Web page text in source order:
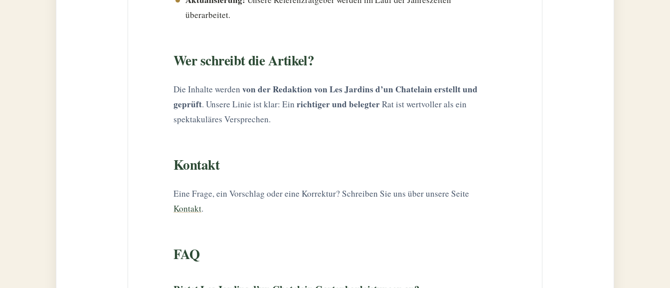
überarbeitet.
Wer schreibt die Artikel?
Die Inhalte werden von der Redaktion von Les Jardins d’un Chatelain erstellt und
geprüft. Unsere Linie ist klar: Ein richtiger und belegterRat ist wertvoller als ein
spektakuläres Versprechen.
Kontakt
Eine Frage, ein Vorschlag oder eine Korrektur? Schreiben Sie uns über unsere Seite
Kontakt.
FAQ